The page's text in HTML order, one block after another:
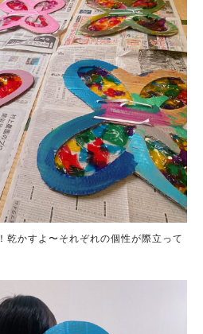
乾かすよ〜それぞれの個性が際立って
キーワード
#スイーツ #パン#カレー#柏駅
て投稿記事